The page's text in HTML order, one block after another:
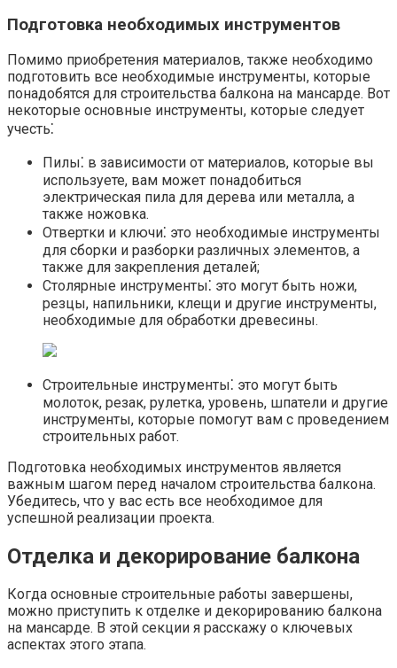
Подготовка необходимых инструментов
Помимо приобретения материалов, также необходимо
подготовить все необходимые инструменты, которые
понадобятся для строительства балкона на мансарде.​ Вот
некоторые основные инструменты, которые следует
учесть⁚
Пилы⁚ в зависимости от материалов, которые вы
используете, вам может понадобиться
электрическая пила для дерева или металла, а
также ножовка.​
Отвертки и ключи⁚ это необходимые инструменты
для сборки и разборки различных элементов, а
также для закрепления деталей;
Столярные инструменты⁚ это могут быть ножи,
резцы, напильники, клещи и другие инструменты,
необходимые для обработки древесины.​
Строительные инструменты⁚ это могут быть
молоток, резак, рулетка, уровень, шпатели и другие
инструменты, которые помогут вам с проведением
строительных работ.​
Подготовка необходимых инструментов является
важным шагом перед началом строительства балкона.​
Убедитесь, что у вас есть все необходимое для
успешной реализации проекта.​
Отделка и декорирование балкона
Когда основные строительные работы завершены,
можно приступить к отделке и декорированию балкона
на мансарде.​ В этой секции я расскажу о ключевых
аспектах этого этапа.​